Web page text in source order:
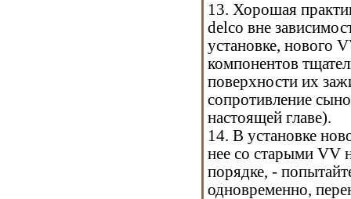
13. Хорошая
delco вне
установке, нового
компонентов
поверхности их
сопротивление
настоящей главе).
14. В установке
нее со старыми VV
порядке, -
одновременно,